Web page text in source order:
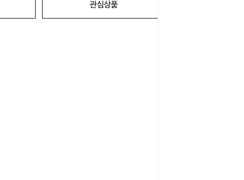
관심상품